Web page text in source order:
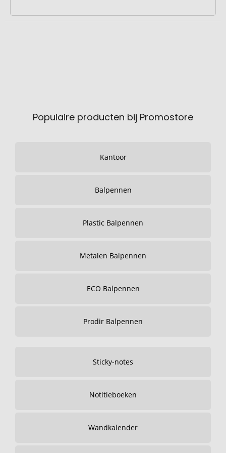
Populaire producten bij Promostore
Kantoor
Balpennen
Plastic Balpennen
Metalen Balpennen
ECO Balpennen
Prodir Balpennen
Sticky-notes
Notitieboeken
Wandkalender